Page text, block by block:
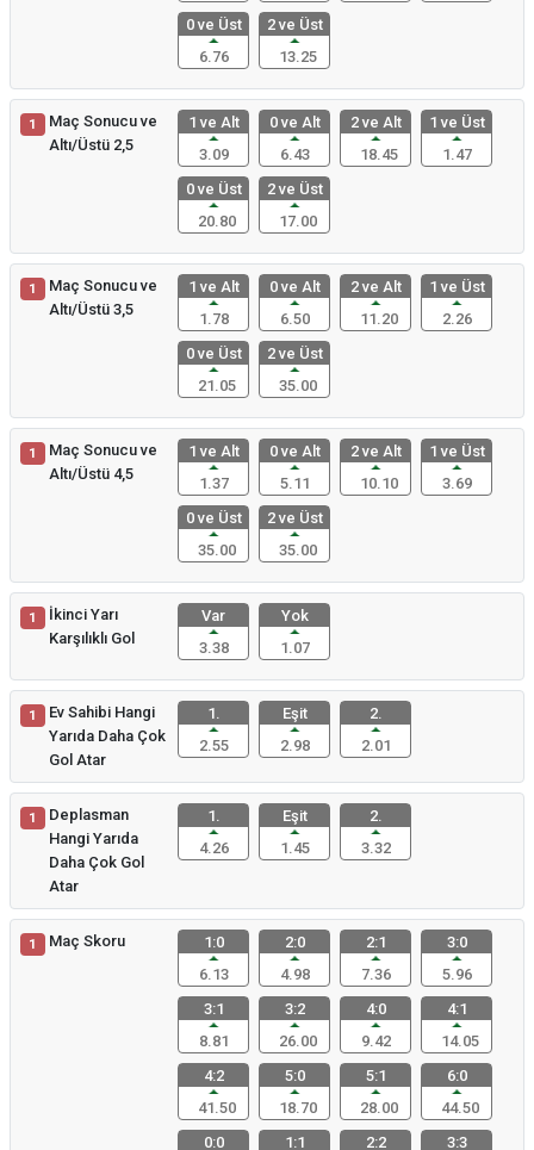
0 ve Üst
6.76
2 ve Üst
13.25
1
Maç Sonucu ve
Altı/Üstü 2,5
1 ve Alt
3.09
0 ve Alt
6.43
2 ve Alt
18.45
1 ve Üst
1.47
0 ve Üst
20.80
2 ve Üst
17.00
1
Maç Sonucu ve
Altı/Üstü 3,5
1 ve Alt
1.78
0 ve Alt
6.50
2 ve Alt
11.20
1 ve Üst
2.26
0 ve Üst
21.05
2 ve Üst
35.00
1
Maç Sonucu ve
Altı/Üstü 4,5
1 ve Alt
1.37
0 ve Alt
5.11
2 ve Alt
10.10
1 ve Üst
3.69
0 ve Üst
35.00
2 ve Üst
35.00
1
İkinci Yarı
Karşılıklı Gol
Var
3.38
Yok
1.07
1
Ev Sahibi Hangi
Yarıda Daha Çok
Gol Atar
1.
2.55
Eşit
2.98
2.
2.01
1
Deplasman
Hangi Yarıda
Daha Çok Gol
Atar
1.
4.26
Eşit
1.45
2.
3.32
1 Maç Skoru
1:0
6.13
2:0
4.98
2:1
7.36
3:0
5.96
3:1
8.81
3:2
26.00
4:0
9.42
4:1
14.05
4:2
41.50
5:0
18.70
5:1
28.00
6:0
44.50
0:0
1:1
2:2
3:3